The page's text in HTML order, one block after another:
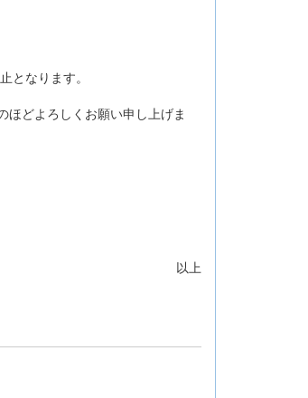
となります。
どよろしくお願い申し上げま
以上